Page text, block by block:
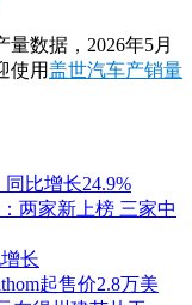
数据，2026年5月
使用盖世汽车产销量
比增长24.9%
两家新上榜 三家中
长
起售价2.8万美